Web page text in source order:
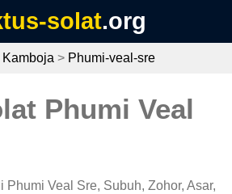
solat.org
Kamboja > Phumi-veal-sre
Phumi Veal
Phumi Veal Sre, Subuh, Zohor, Asar,